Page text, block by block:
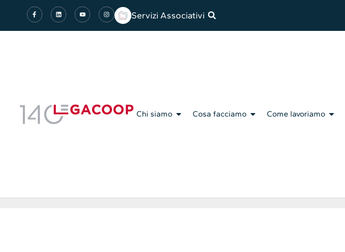
Servizi Associativi
Chi siamo Cosa facciamo Come lavoriamo